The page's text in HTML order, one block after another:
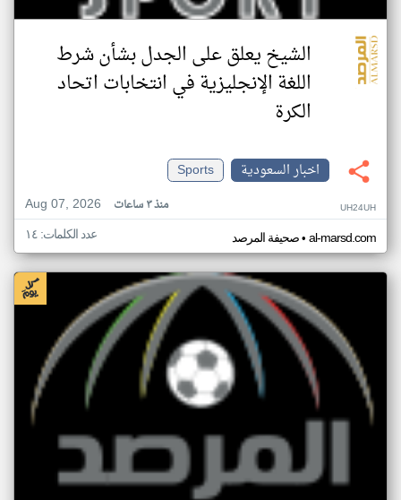
الشيخ يعلق على الجدل بشأن شرط
اللغة الإنجليزية في انتخابات اتحاد
الكرة
اخبار السعودية
Sports
Aug 07, 2026
منذ ٣ ساعات UH24UH
صحيفة المرصد• al-marsd.com عدد الكلمات: ١٤